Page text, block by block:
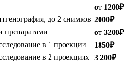
от 1200₽
до 2 снимков 2000₽
препаратами
от 3200₽
в 1 проекции
1850₽
в 2 проекциях 3 200₽